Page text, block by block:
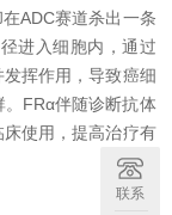
ADC赛道杀出一条
进入细胞内，通过
挥作用，导致癌细
。FRα伴随诊断抗体
使用，提高治疗有
联系